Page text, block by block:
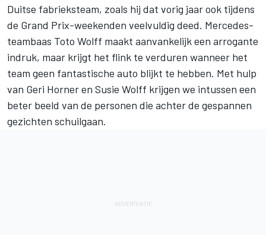
Duitse fabrieksteam, zoals hij dat vorig jaar ook tijdens
de Grand Prix-weekenden veelvuldig deed. Mercedes-
teambaas Toto Wolff maakt aanvankelijk een arrogante
indruk, maar krijgt het flink te verduren wanneer het
team geen fantastische auto blijkt te hebben. Met hulp
van Geri Horner en Susie Wolff krijgen we intussen een
beter beeld van de personen die achter de gespannen
gezichten schuilgaan.